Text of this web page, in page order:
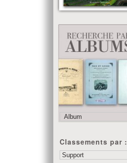
Classements par :